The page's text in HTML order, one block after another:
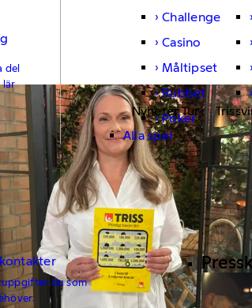
del
lär
Challenge
Casino
Måltipset
Rubbet
Poker
Alla spel
du som
Nyheter Tur